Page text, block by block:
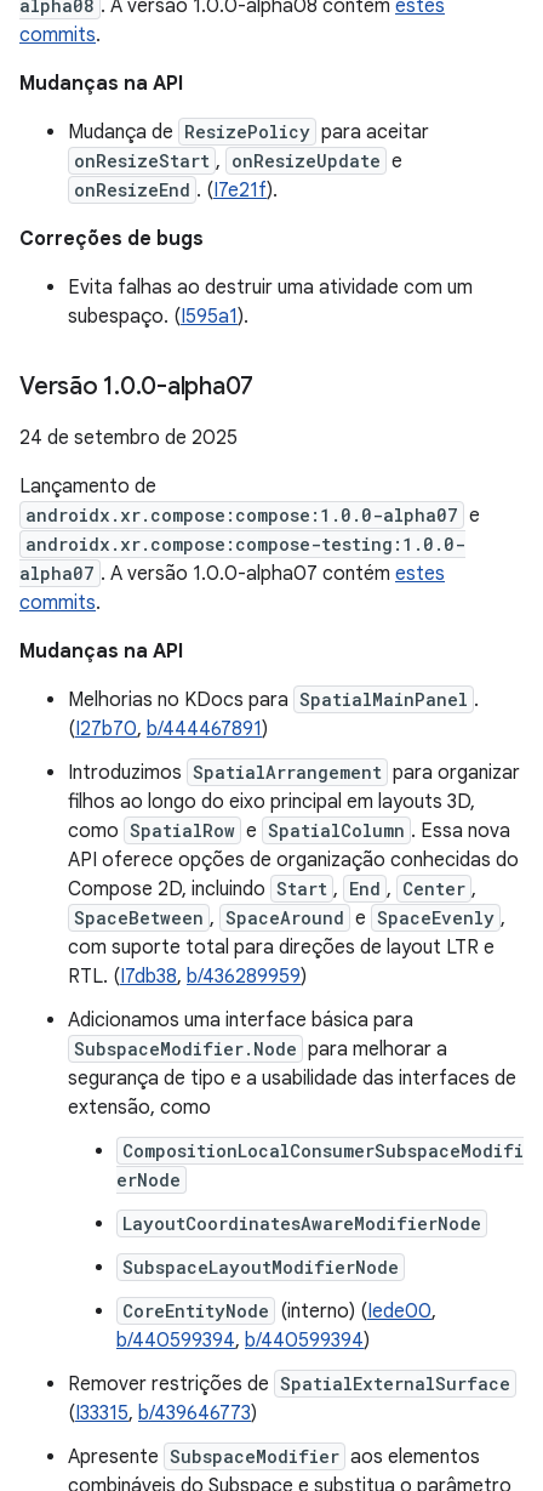
alpha08 . A versão 1.0.0-alpha08 contém estes
commits.
Mudanças na API
Mudança de ResizePolicy para aceitar
onResizeStart , onResizeUpdate e
onResizeEnd . (I7e21f).
Correções de bugs
Evita falhas ao destruir uma atividade com um
subespaço. (I595a1).
Versão 1.0.0-alpha07
24 de setembro de 2025
Lançamento de
androidx.xr.compose:compose:1.0.0-alpha07 e
androidx.xr.compose:compose-testing:1.0.0-
alpha07 . A versão 1.0.0-alpha07 contém estes
commits.
Mudanças na API
Melhorias no KDocs para SpatialMainPanel .
(I27b70, b/444467891)
Introduzimos SpatialArrangement para organizar
filhos ao longo do eixo principal em layouts 3D,
como SpatialRow e SpatialColumn . Essa nova
API oferece opções de organização conhecidas do
Compose 2D, incluindo Start , End , Center ,
SpaceBetween , SpaceAround e SpaceEvenly ,
com suporte total para direções de layout LTR e
RTL. (I7db38, b/436289959)
Adicionamos uma interface básica para
SubspaceModifier.Node para melhorar a
segurança de tipo e a usabilidade das interfaces de
extensão, como
CompositionLocalConsumerSubspaceModifi
erNode
LayoutCoordinatesAwareModifierNode
SubspaceLayoutModifierNode
CoreEntityNode (interno) (Iede00,
b/440599394, b/440599394)
Remover restrições de SpatialExternalSurface
(I33315, b/439646773)
Apresente SubspaceModifier aos elementos
combináveis do Subspace e substitua o parâmetro